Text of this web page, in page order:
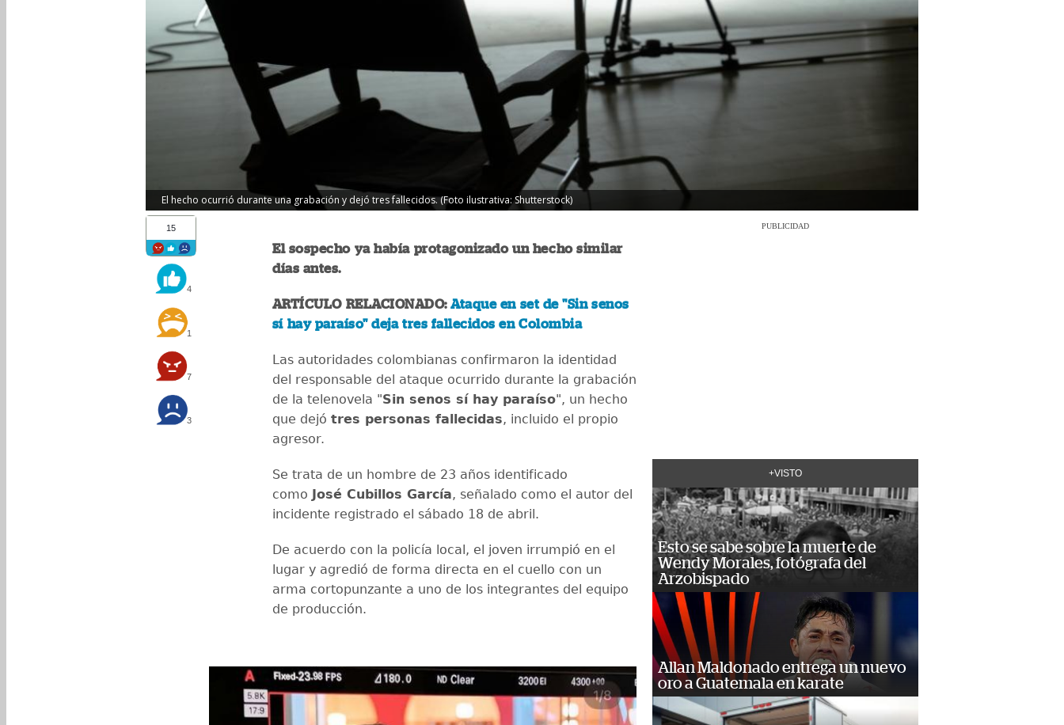
El hecho ocurrió durante una grabación y dejó tres fallecidos. (Foto ilustrativa: Shutterstock)
15
4
1
7
3
El sospecho ya había protagonizado un hecho similar
días antes.
ARTÍCULO RELACIONADO:Ataque en set de "Sin senos
sí hay paraíso" deja tres fallecidos en Colombia
Las autoridades colombianas confirmaron la identidad
del responsable del ataque ocurrido durante la grabación
de la telenovela "Sin senos sí hay paraíso", un hecho
que dejó tres personas fallecidas, incluido el propio
agresor.
Se trata de un hombre de 23 años identificado
como José Cubillos García, señalado como el autor del
incidente registrado el sábado 18 de abril.
De acuerdo con la policía local, el joven irrumpió en el
lugar y agredió de forma directa en el cuello con un
arma cortopunzante a uno de los integrantes del equipo
de producción.
PUBLICIDAD
+VISTO
Esto se sabe sobre la muerte de
Wendy Morales, fotógrafa del
Arzobispado
Allan Maldonado entrega un nuevo
oro a Guatemala en karate